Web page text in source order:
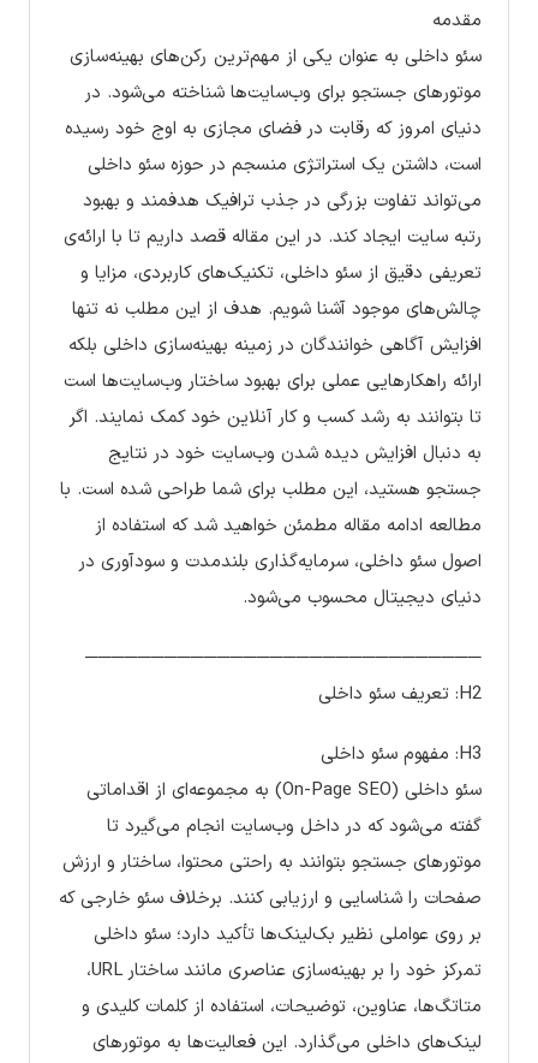
مقدمه
سئو داخلی به عنوان یکی از مهم‌ترین رکن‌های بهینه‌سازی
موتورهای جستجو برای وب‌سایت‌ها شناخته می‌شود. در
دنیای امروز که رقابت در فضای مجازی به اوج خود رسیده
است، داشتن یک استراتژی منسجم در حوزه سئو داخلی
می‌تواند تفاوت بزرگی در جذب ترافیک هدفمند و بهبود
رتبه سایت ایجاد کند. در این مقاله قصد داریم تا با ارائه‌ی
تعریفی دقیق از سئو داخلی، تکنیک‌های کاربردی، مزایا و
چالش‌های موجود آشنا شویم. هدف از این مطلب نه تنها
افزایش آگاهی خوانندگان در زمینه بهینه‌سازی داخلی بلکه
ارائه راهکارهایی عملی برای بهبود ساختار وب‌سایت‌ها است
تا بتوانند به رشد کسب و کار آنلاین خود کمک نمایند. اگر
به دنبال افزایش دیده شدن وب‌سایت خود در نتایج
جستجو هستید، این مطلب برای شما طراحی شده است. با
مطالعه ادامه مقاله مطمئن خواهید شد که استفاده از
اصول سئو داخلی، سرمایه‌گذاری بلندمدت و سودآوری در
دنیای دیجیتال محسوب می‌شود.
──────────────────────────────
H2: تعریف سئو داخلی
H3: مفهوم سئو داخلی
سئو داخلی (On-Page SEO) به مجموعه‌ای از اقداماتی
گفته می‌شود که در داخل وب‌سایت انجام می‌گیرد تا
موتورهای جستجو بتوانند به راحتی محتوا، ساختار و ارزش
صفحات را شناسایی و ارزیابی کنند. برخلاف سئو خارجی که
بر روی عواملی نظیر بک‌لینک‌ها تأکید دارد؛ سئو داخلی
تمرکز خود را بر بهینه‌سازی عناصری مانند ساختار URL،
متاتگ‌ها، عناوین، توضیحات، استفاده از کلمات کلیدی و
لینک‌های داخلی می‌گذارد. این فعالیت‌ها به موتورهای